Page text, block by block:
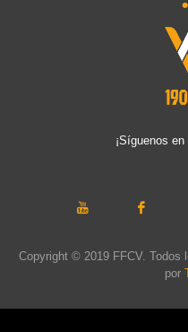
¡Síguenos
Copyright © 2019 FFCV. Todos
por